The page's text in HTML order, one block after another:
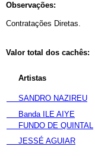
Observações:
Contratações Diretas.
Valor total dos cachês:
Artistas
SANDRO NAZIREU
Banda ILE AIYE
FUNDO DE QUINTAL
JESSÉ AGUIAR